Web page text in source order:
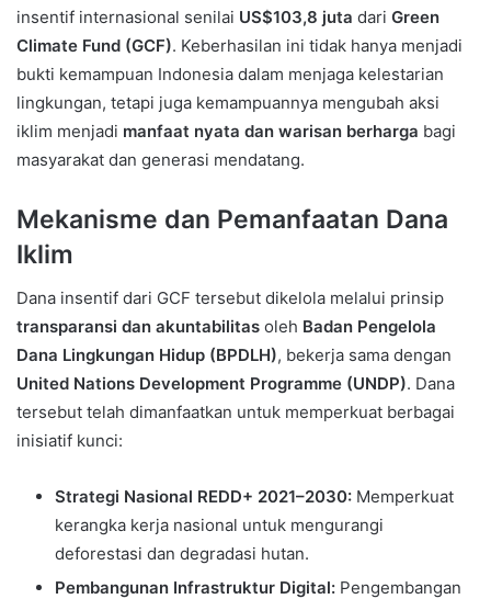
insentif internasional senilai US$103,8 juta dari Green
Climate Fund (GCF). Keberhasilan ini tidak hanya menjadi
bukti kemampuan Indonesia dalam menjaga kelestarian
lingkungan, tetapi juga kemampuannya mengubah aksi
iklim menjadi manfaat nyata dan warisan berharga bagi
masyarakat dan generasi mendatang.
Mekanisme dan Pemanfaatan Dana
Iklim
Dana insentif dari GCF tersebut dikelola melalui prinsip
transparansi dan akuntabilitas oleh Badan Pengelola
Dana Lingkungan Hidup (BPDLH), bekerja sama dengan
United Nations Development Programme (UNDP). Dana
tersebut telah dimanfaatkan untuk memperkuat berbagai
inisiatif kunci:
Strategi Nasional REDD+ 2021–2030: Memperkuat
kerangka kerja nasional untuk mengurangi
deforestasi dan degradasi hutan.
Pembangunan Infrastruktur Digital: Pengembangan